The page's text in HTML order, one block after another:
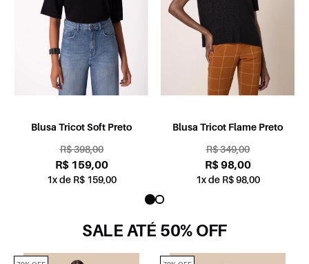
Blusa Tricot Soft Preto
R$ 398,00
R$ 159,00
1x de R$ 159,00
Blusa Tricot Flame Preto
R$ 349,00
R$ 98,00
1x de R$ 98,00
SALE ATÉ 50% OFF